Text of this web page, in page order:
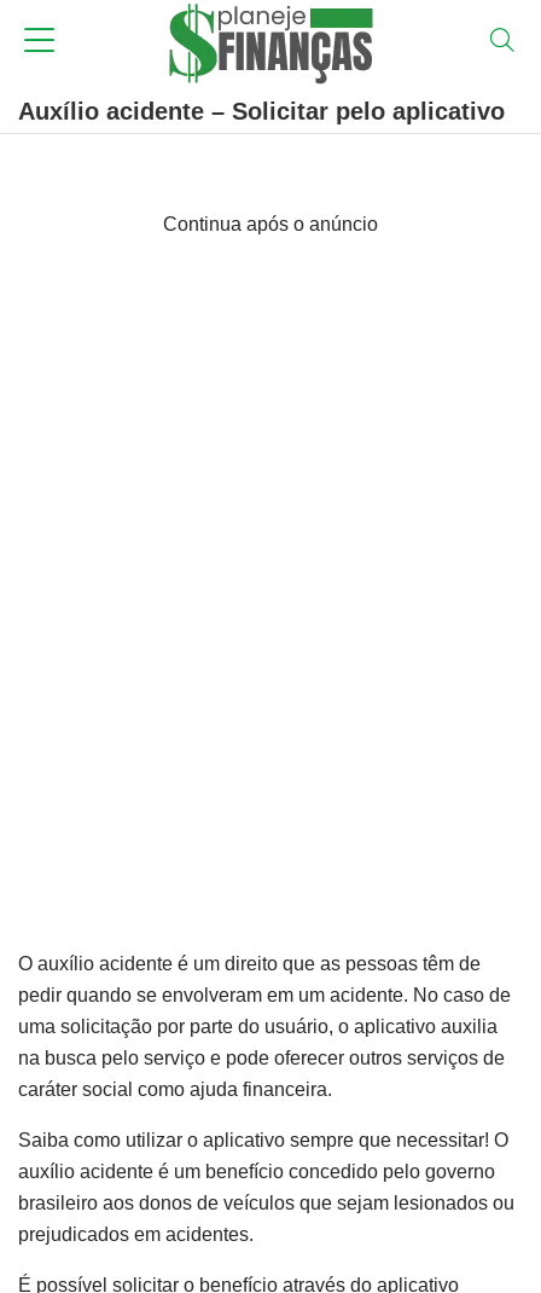
Auxílio acidente – Solicitar pelo aplicativo
Continua após o anúncio
O auxílio acidente é um direito que as pessoas têm de
pedir quando se envolveram em um acidente. No caso de
uma solicitação por parte do usuário, o aplicativo auxilia
na busca pelo serviço e pode oferecer outros serviços de
caráter social como ajuda financeira.
Saiba como utilizar o aplicativo sempre que necessitar! O
auxílio acidente é um benefício concedido pelo governo
brasileiro aos donos de veículos que sejam lesionados ou
prejudicados em acidentes.
É possível solicitar o benefício através do aplicativo